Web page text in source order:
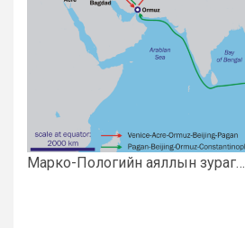
Марко-Пологийн аяллын зураг…